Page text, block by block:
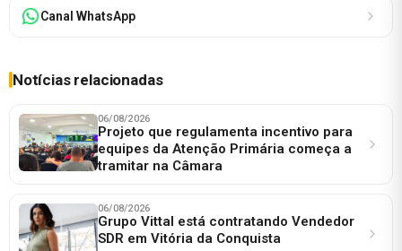
Canal WhatsApp
Notícias relacionadas
06/08/2026
Projeto que regulamenta incentivo para
equipes da Atenção Primária começa a
tramitar na Câmara
06/08/2026
Grupo Vittal está contratando Vendedor
SDR em Vitória da Conquista